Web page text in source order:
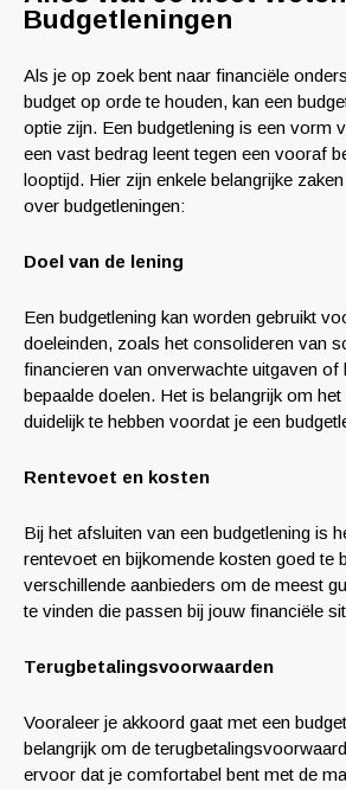
Budgetleningen
Als je op zoek bent naar financiële
budget op orde te houden, kan een
optie zijn. Een budgetlening is een vorm
een vast bedrag leent tegen een vooraf
looptijd. Hier zijn enkele belangrijke
over budgetleningen:
Doel van de lening
Een budgetlening kan worden gebruikt
doeleinden, zoals het consolideren van
financieren van onverwachte uitgaven of
bepaalde doelen. Het is belangrijk om
duidelijk te hebben voordat je een
Rentevoet en kosten
Bij het afsluiten van een budgetlening is
rentevoet en bijkomende kosten goed te
verschillende aanbieders om de meest
te vinden die passen bij jouw financiële
Terugbetalingsvoorwaarden
Vooraleer je akkoord gaat met een
belangrijk om de
ervoor dat je comfortabel bent met de